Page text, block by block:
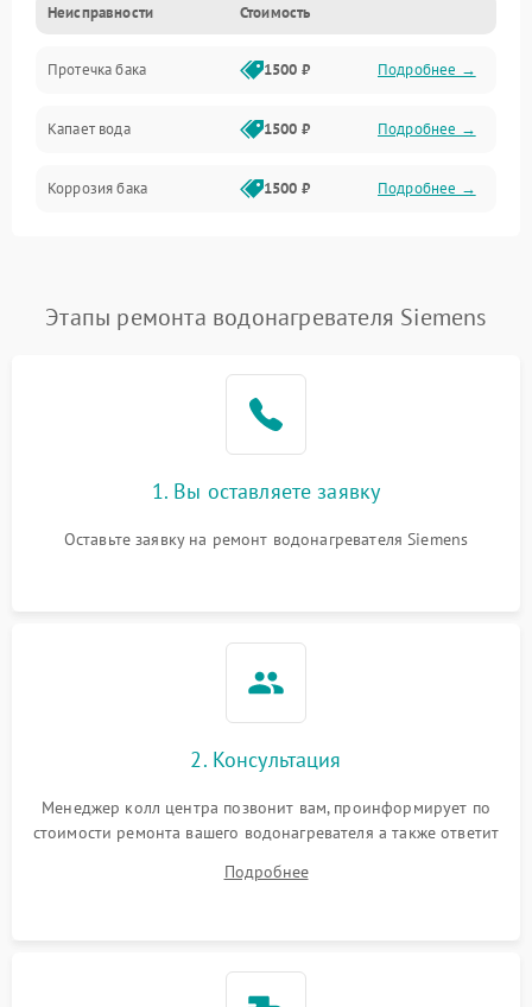
Датчики
Механика
Неисправности Стоимость
Протечка бака 1500 ₽ Подробнее →
Капает вода 1500 ₽ Подробнее →
Коррозия бака 1500 ₽ Подробнее →
Этапы ремонта водонагревателя Siemens
1. Вы оставляете заявку
Оставьте заявку на ремонт водонагревателя Siemens
2. Консультация
Менеджер колл центра позвонит вам, проинформирует по
стоимости ремонта вашего водонагревателя а также ответит
Подробнее